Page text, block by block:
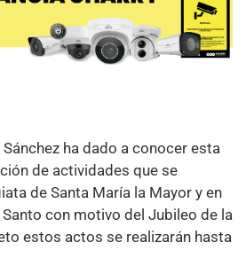
ha dado a conocer esta
de actividades que se
de Santa María la Mayor y en
con motivo del Jubileo de la
estos actos se realizarán hasta